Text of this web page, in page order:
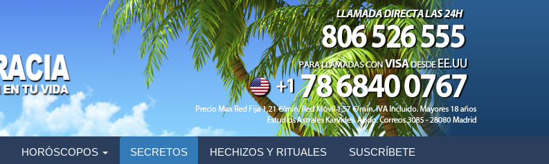
HORÓSCOPOS SECRETOS HECHIZOS Y RITUALES SUSCRÍBETE